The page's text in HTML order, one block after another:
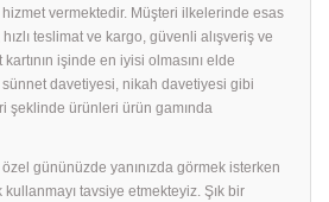
vermektedir. Müşteri ilkelerinde esas
teslimat ve kargo, güvenli alışveriş ve
işinde en iyisi olmasını elde
sünnet davetiyesi, nikah davetiyesi gibi
şeklinde ürünleri ürün gamında
gününüzde yanınızda görmek isterken
tavsiye etmekteyiz. Şık bir